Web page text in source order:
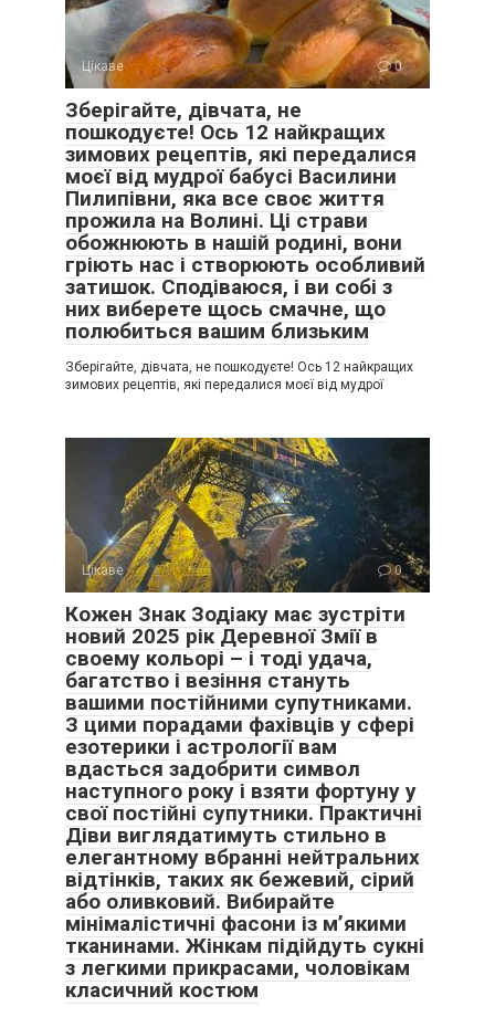
Цікаве 0
Зберігайте, дівчата, не
пошкодуєте! Ось 12 найкращих
зимових рецептів, які передалися
моєї від мудрої бабусі Василини
Пилипівни, яка все своє життя
прожила на Волині. Ці страви
обожнюють в нашій родині, вони
гріють нас і створюють особливий
затишок. Сподіваюся, і ви собі з
них виберете щось смачне, що
полюбиться вашим близьким
Зберігайте, дівчата, не пошкодуєте! Ось 12 найкращих
зимових рецептів, які передалися моєї від мудрої
Цікаве 0
Кожен Знак Зодіаку має зустріти
новий 2025 рік Деревної Змії в
своему кольорі – і тоді удача,
багатство і везіння стануть
вашими постійними супутниками.
З цими порадами фахівців у сфері
езотерики і астрології вам
вдасться задобрити символ
наступного року і взяти фортуну у
свої постійні супутники. Практичні
Діви виглядатимуть стильно в
елегантному вбранні нейтральних
відтінків, таких як бежевий, сірий
або оливковий. Вибирайте
мінімалістичні фасони із м’якими
тканинами. Жінкам підійдуть сукні
з легкими прикрасами, чоловікам
класичний костюм